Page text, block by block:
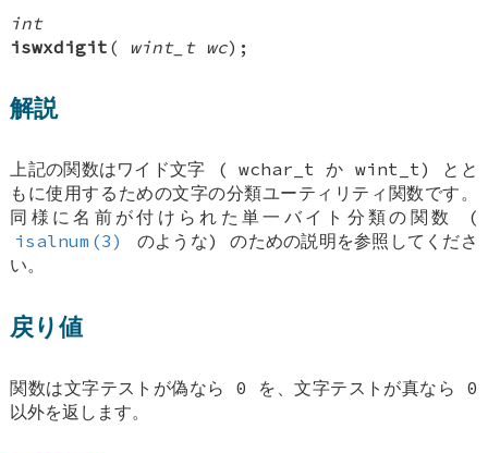
int
iswxdigit ( wint_t wc);
解説
上記の関数はワイド文字 (wchar_t かwint_t) とと
もに使用するための文字の分類ユーティリティ関数です。
同様に名前が付けられた単一バイト分類の関数 (
isalnum(3)
のような) のための説明を参照してくださ
い。
戻り値
関数は文字テストが偽なら 0 を、文字テストが真なら 0
以外を返します。